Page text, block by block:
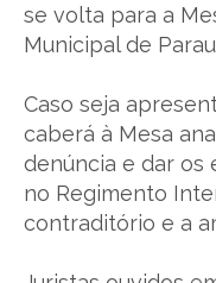
se volta para a
Municipal de
Caso seja
caberá à Mesa
denúncia e dar os
no Regimento
contraditório e a